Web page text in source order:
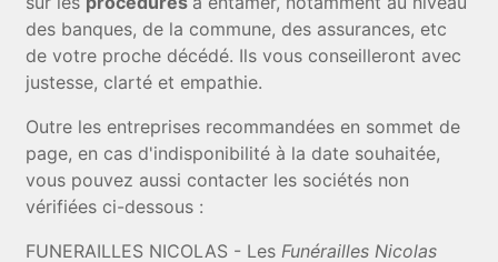
des banques, de la commune, des assurances, etc
de votre proche décédé. Ils vous conseilleront avec
justesse, clarté et empathie.
Outre les entreprises recommandées en sommet de
page, en cas d'indisponibilité à la date souhaitée,
vous pouvez aussi contacter les sociétés non
vérifiées ci-dessous :
FUNERAILLES NICOLAS - LesFunérailles Nicolas